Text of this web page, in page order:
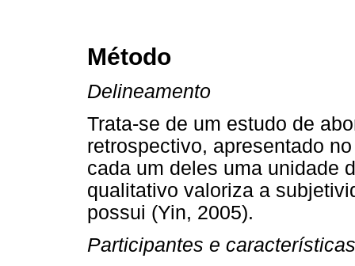
Método
Delineamento
Trata-se de um estudo de
retrospectivo, apresentado
cada um deles uma unidade
qualitativo valoriza a
possui (Yin, 2005).
Participantes e